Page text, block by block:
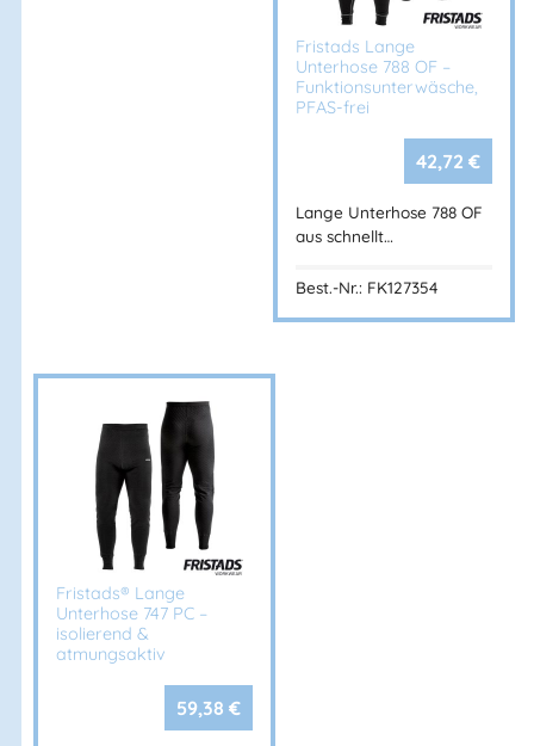
Fristads Lange
Unterhose 788 OF –
Funktionsunterwäsche,
PFAS-frei
42,72 €
Lange Unterhose 788 OF
aus schnellt…
Best.-Nr.: FK127354
Fristads® Lange
Unterhose 747 PC –
isolierend &
atmungsaktiv
59,38 €